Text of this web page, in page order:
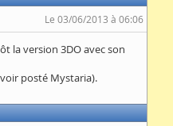
Le 03/06/2013 à 06:06
la version 3DO avec son
posté Mystaria).